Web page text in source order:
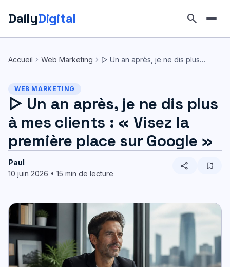
DailyDigital search
Accueil chevron_right Web Marketing chevron_right ▷ Un an après, je ne dis plus…
WEB MARKETING
▷ Un an après, je ne dis plus
à mes clients : « Visez la
première place sur Google »
Paul
10 juin 2026 • 15 min de lecture
share bookmark_add